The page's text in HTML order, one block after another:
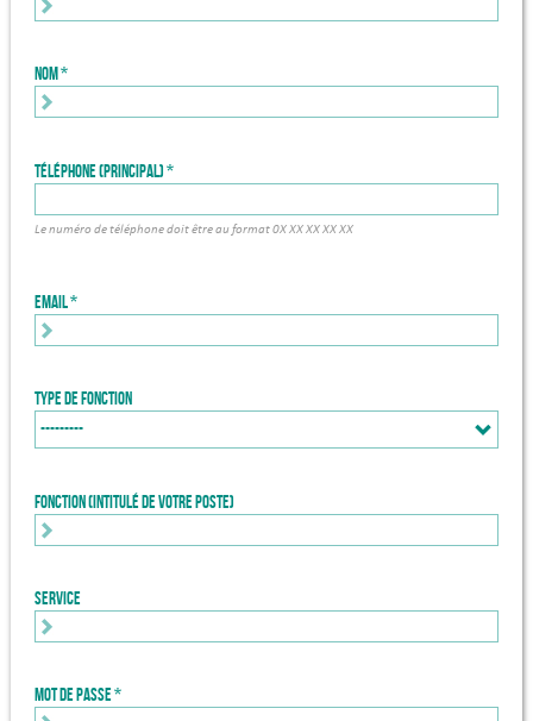
Nom
Téléphone (principal)
Le numéro de téléphone doit être au format 0X XX XX XX XX
Email
Type de fonction
Fonction (intitulé de votre poste)
Service
Mot de passe